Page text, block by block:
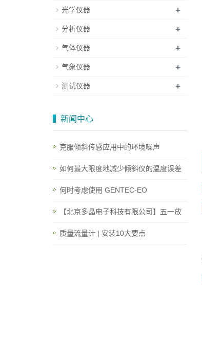
光学仪器 +
分析仪器 +
气体仪器 +
气象仪器 +
测试仪器 +
新闻中心
克服倾斜传感应用中的环境噪声
如何最大限度地减少倾斜仪的温度误差
何时考虑使用 GENTEC-EO
【北京多晶电子科技有限公司】五一放
质量流量计 | 安装10大要点